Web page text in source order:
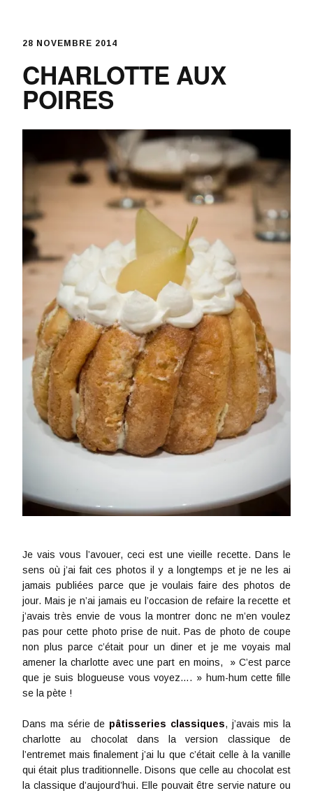
28 NOVEMBRE 2014
CHARLOTTE AUX
POIRES
Je vais vous l’avouer, ceci est une vieille recette. Dans le
sens où j’ai fait ces photos il y a longtemps et je ne les ai
jamais publiées parce que je voulais faire des photos de
jour. Mais je n’ai jamais eu l’occasion de refaire la recette et
j’avais très envie de vous la montrer donc ne m’en voulez
pas pour cette photo prise de nuit. Pas de photo de coupe
non plus parce c’était pour un diner et je me voyais mal
amener la charlotte avec une part en moins, » C’est parce
que je suis blogueuse vous voyez…. » hum-hum cette fille
se la pète !
Dans ma série de pâtisseries classiques, j’avais mis la
charlotte au chocolat dans la version classique de
l’entremet mais finalement j’ai lu que c’était celle à la vanille
qui était plus traditionnelle. Disons que celle au chocolat est
la classique d’aujourd’hui. Elle pouvait être servie nature ou